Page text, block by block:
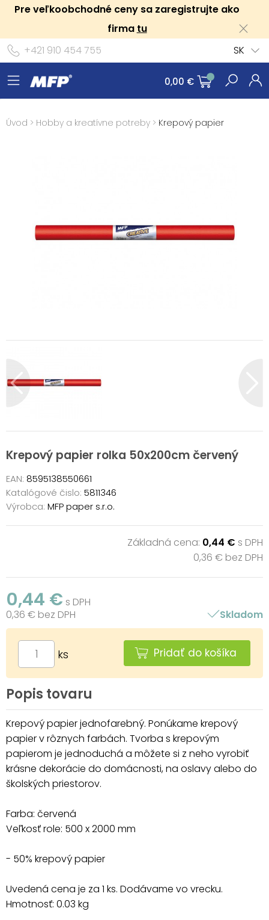
Pre veľkoobchodné ceny sa zaregistrujte ako
firma tu
+421 910 454 755
SK
0,00 €
Úvod > Hobby a kreatívne potreby > Krepový papier
Krepový papier rolka 50x200cm červený
EAN: 8595138550661
Katalógové čislo: 5811346
Výrobca: MFP paper s.r.o.
Základná cena: 0,44 € s DPH
0,36 € bez DPH
0,44 € s DPH
0,36 € bez DPH
Skladom
ks Pridať do košíka
Popis tovaru
Krepový papier jednofarebný. Ponúkame krepový
papier v rôznych farbách. Tvorba s krepovým
papierom je jednoduchá a môžete si z neho vyrobiť
krásne dekorácie do domácnosti, na oslavy alebo do
školských priestorov.
Farba: červená
Veľkosť role: 500 x 2000 mm
- 50% krepový papier
Uvedená cena je za 1 ks. Dodávame vo vrecku.
Hmotnosť: 0.03 kg